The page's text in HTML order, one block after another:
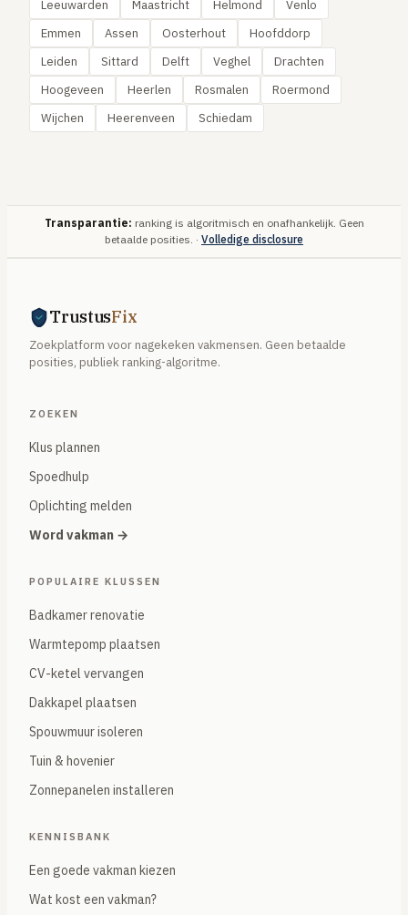
Leeuwarden Maastricht Helmond
Venlo
Emmen
Assen Oosterhout
Hoofddorp
Leiden
Sittard Delft Veghel
Drachten
Hoogeveen
Heerlen Rosmalen
Roermond
Wijchen
Heerenveen Schiedam
Transparantie: ranking is algoritmisch en onafhankelijk. Geen
betaalde posities. · Volledige disclosure
TrustusFix
Zoekplatform voor nagekeken vakmensen. Geen betaalde
posities, publiek ranking-algoritme.
ZOEKEN
Klus plannen
Spoedhulp
Oplichting melden
Word vakman →
POPULAIRE KLUSSEN
Badkamer renovatie
Warmtepomp plaatsen
CV-ketel vervangen
Dakkapel plaatsen
Spouwmuur isoleren
Tuin & hovenier
Zonnepanelen installeren
KENNISBANK
Een goede vakman kiezen
Wat kost een vakman?